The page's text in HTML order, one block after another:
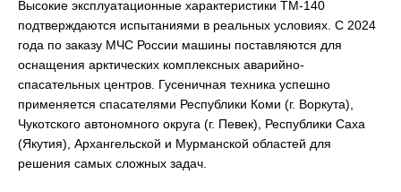
Высокие эксплуатационные характеристики ТМ-140
подтверждаются испытаниями в реальных условиях. С 2024
года по заказу МЧС России машины поставляются для
оснащения арктических комплексных аварийно-
спасательных центров. Гусеничная техника успешно
применяется спасателями Республики Коми (г. Воркута),
Чукотского автономного округа (г. Певек), Республики Саха
(Якутия), Архангельской и Мурманской областей для
решения самых сложных задач.